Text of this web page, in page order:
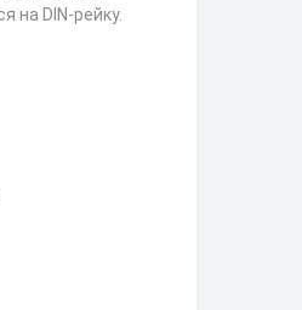
на DIN-рейку.